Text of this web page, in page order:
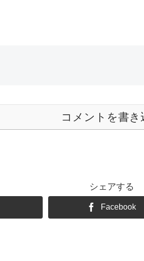
コメントを書き
シェアする
Facebook